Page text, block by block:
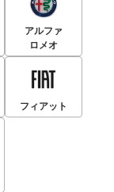
アルファ
ロメオ
フィアット